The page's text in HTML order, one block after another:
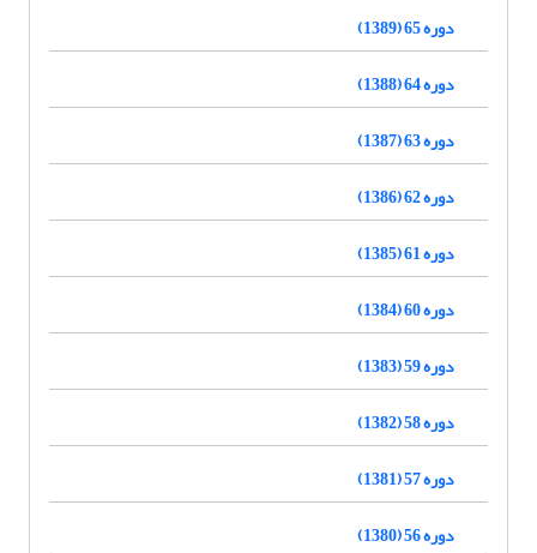
دوره 65 (1389)
دوره 64 (1388)
دوره 63 (1387)
دوره 62 (1386)
دوره 61 (1385)
دوره 60 (1384)
دوره 59 (1383)
دوره 58 (1382)
دوره 57 (1381)
دوره 56 (1380)